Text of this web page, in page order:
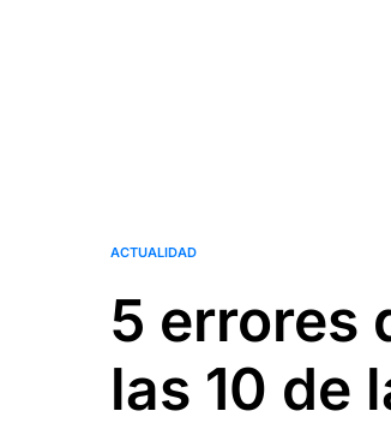
ACTUALIDAD
5 errores
las 10 de